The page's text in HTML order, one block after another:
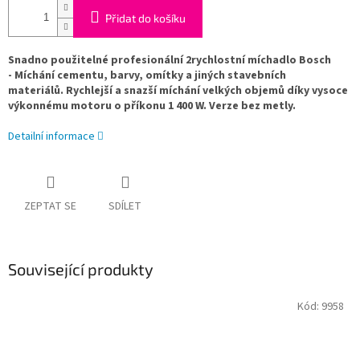
Přidat do košíku
Snadno použitelné profesionální 2rychlostní míchadlo Bosch
- Míchání cementu, barvy, omítky a jiných stavebních
materiálů. Rychlejší a snazší míchání velkých objemů díky vysoce
výkonnému motoru o příkonu 1 400 W. Verze bez metly.
Detailní informace
ZEPTAT SE SDÍLET
Související produkty
Kód: 9958